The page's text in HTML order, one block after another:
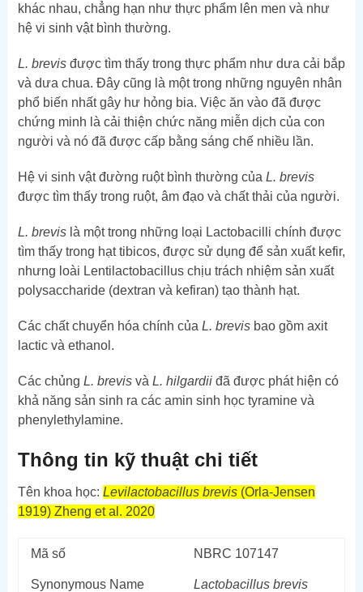
khác nhau, chẳng hạn như thực phẩm lên men và như
hệ vi sinh vật bình thường.
L. brevisđược tìm thấy trong thực phẩm như dưa cải bắp
và dưa chua. Đây cũng là một trong những nguyên nhân
phổ biến nhất gây hư hỏng bia. Việc ăn vào đã được
chứng minh là cải thiện chức năng miễn dịch của con
người và nó đã được cấp bằng sáng chế nhiều lần.
Hệ vi sinh vật đường ruột bình thường của L. brevis
được tìm thấy trong ruột, âm đạo và chất thải của người.
L. brevislà một trong những loại Lactobacilli chính được
tìm thấy trong hạt tibicos, được sử dụng để sản xuất kefir,
nhưng loài Lentilactobacillus chịu trách nhiệm sản xuất
polysaccharide (dextran và kefiran) tạo thành hạt.
Các chất chuyển hóa chính của L. brevisbao gồm axit
lactic và ethanol.
Các chủng L. brevisvà L. hilgardiiđã được phát hiện có
khả năng sản sinh ra các amin sinh học tyramine và
phenylethylamine.
Thông tin kỹ thuật chi tiết
Tên khoa học: Levilactobacillus brevis(Orla-Jensen
1919) Zheng et al. 2020
Mã số NBRC 107147
Synonymous Name Lactobacillus brevis